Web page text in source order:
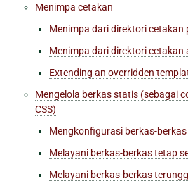
Menimpa cetakan
Menimpa dari direktori cetakan
Menimpa dari direktori cetakan
Extending an overridden
Mengelola berkas statis (sebagai
CSS)
Mengkonfigurasi berkas-
Melayani berkas-berkas tetap
Melayani berkas-berkas